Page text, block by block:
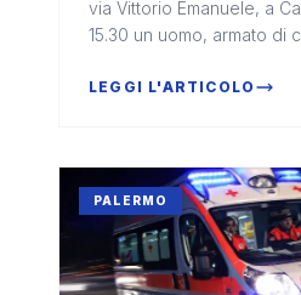
via Vittorio Emanuele, a
15.30 un uomo, armato di
consegnare circa 20...
LEGGI L'ARTICOLO
PALERMO